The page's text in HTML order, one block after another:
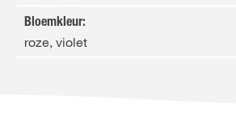
Bloemkleur:
roze, violet